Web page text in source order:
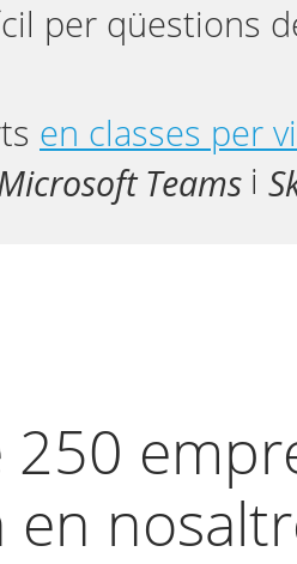
per qüestions
en classes per
Teams i
250
en